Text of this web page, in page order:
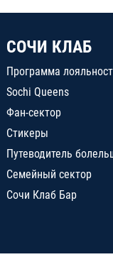
СОЧИ КЛАБ
Программа
Sochi Queens
Фан-сектор
Стикеры
Путеводитель
Семейный сектор
Сочи Клаб Бар